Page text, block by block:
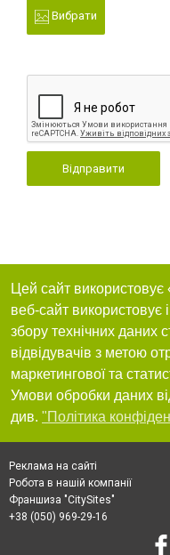
Вибрати
Відправити
Цей сайт
веб-сайт використовує
збору технічних даних
відвідувачів з метою
маркетингової та
Умови обробки даних
див. "Політика
Реклама на сайті
Робота в нашій компанії
Франшиза "CitySites"
+38 (050) 969-29-16